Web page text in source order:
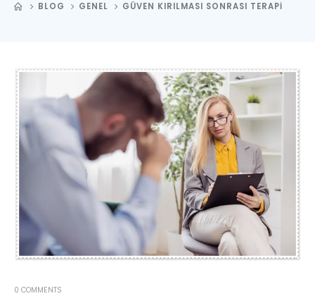
BLOG GENEL GÜVEN KIRILMASI SONRASI TERAPI
0 COMMENTS